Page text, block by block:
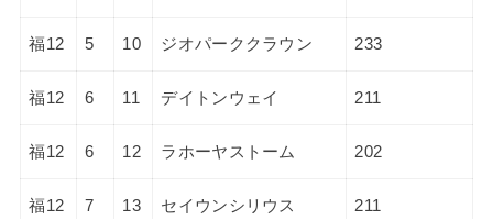
福12 5 10 ジオパーククラウン 233
福12 6 11 デイトンウェイ 211
福12 6 12 ラホーヤストーム 202
福12 7 13 セイウンシリウス 211